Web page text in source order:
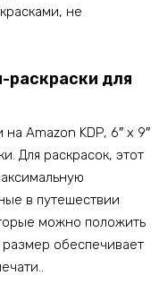
не
раскраски для
Amazon KDP, 6″ х 9″
Для раскрасок, этот
в путешествии
можно положить
обеспечивает